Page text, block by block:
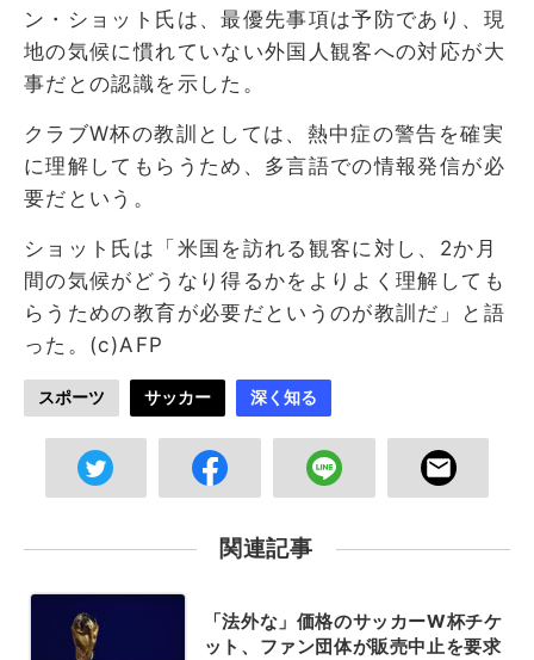
ン・ショット氏は、最優先事項は予防であり、現
地の気候に慣れていない外国人観客への対応が大
事だとの認識を示した。
クラブW杯の教訓としては、熱中症の警告を確実
に理解してもらうため、多言語での情報発信が必
要だという。
ショット氏は「米国を訪れる観客に対し、2か月
間の気候がどうなり得るかをよりよく理解しても
らうための教育が必要だというのが教訓だ」と語
った。(c)AFP
スポーツ サッカー 深く知る
関連記事
「法外な」価格のサッカーW杯チケ
ット、ファン団体が販売中止を要求